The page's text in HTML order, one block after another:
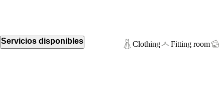
Servicios disponibles Clothing Fitting room